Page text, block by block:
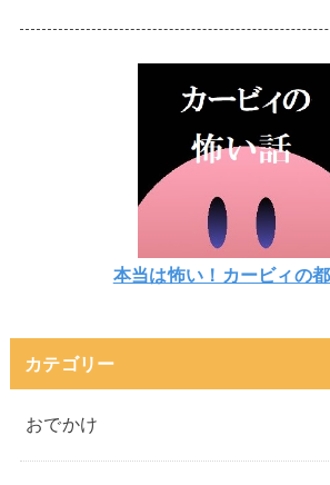
本当は怖い！カービィの
カテゴリー
おでかけ